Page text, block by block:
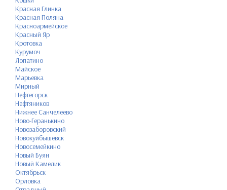
Красная Глинка
Красная Поляна
Красноармейское
Красный Яр
Кротовка
Курумоч
Лопатино
Майское
Марьевка
Мирный
Нефтегорск
Нефтяников
Нижнее Санчелеево
Ново-Геранькино
Новозаборовский
Новокуйбышевск
Новосемейкино
Новый Буян
Новый Камелик
Октябрьск
Орловка